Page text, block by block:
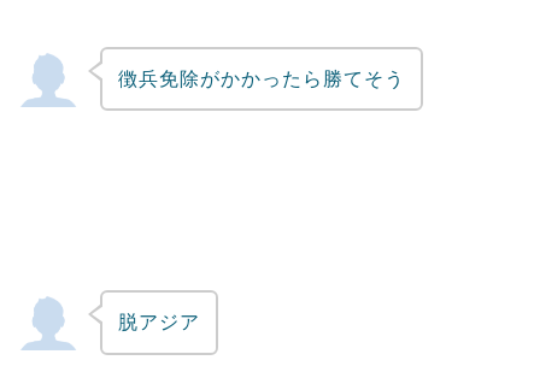
徴兵免除がかかったら勝てそう
脱アジア